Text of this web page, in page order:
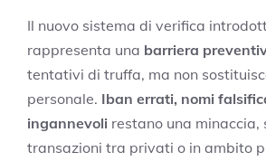
Il nuovo sistema di verifica
rappresenta una barriera
tentativi di truffa, ma non
personale. Iban errati, nomi
ingannevoli restano una
transazioni tra privati o in ambito